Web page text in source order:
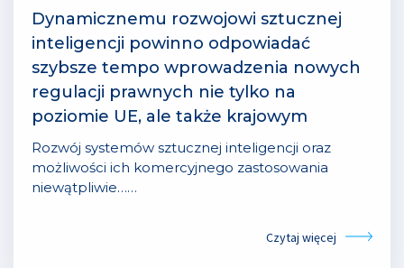
Dynamicznemu rozwojowi sztucznej
inteligencji powinno odpowiadać
szybsze tempo wprowadzenia nowych
regulacji prawnych nie tylko na
poziomie UE, ale także krajowym
Rozwój systemów sztucznej inteligencji oraz
możliwości ich komercyjnego zastosowania
niewątpliwie……
Czytaj więcej